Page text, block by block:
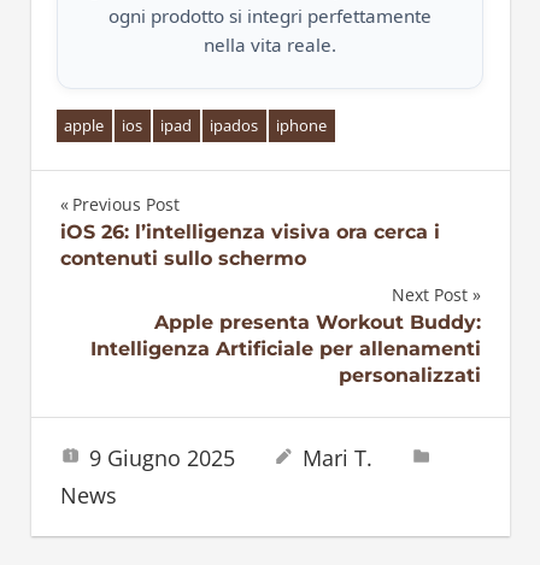
ogni prodotto si integri perfettamente
nella vita reale.
apple ios ipad ipados iphone
Navigazione
Previous Post
iOS 26: l’intelligenza visiva ora cerca i
contenuti sullo schermo
Next Post
Apple presenta Workout Buddy:
Intelligenza Artificiale per allenamenti
personalizzati
9 Giugno 2025
Mari T.
News